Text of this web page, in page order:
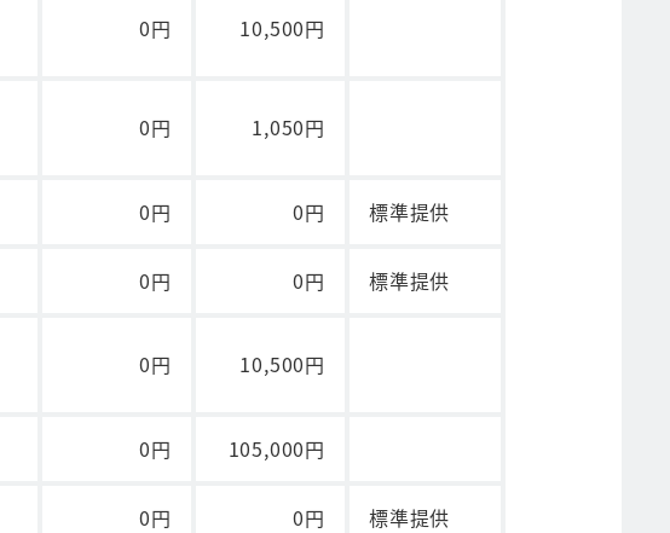
0円 10,500円
0円 1,050円
0円 0円 標準提供
0円 0円 標準提供
0円 10,500円
0円 105,000円
0円 0円 標準提供